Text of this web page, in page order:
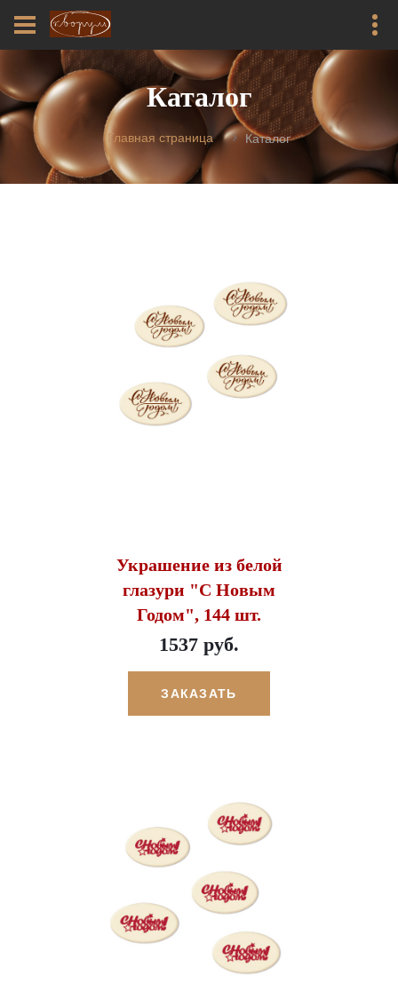
Каталог
Главная страница Каталог
Украшение из белой
глазури "С Новым
Годом", 144 шт.
1537 руб.
ЗАКАЗАТЬ